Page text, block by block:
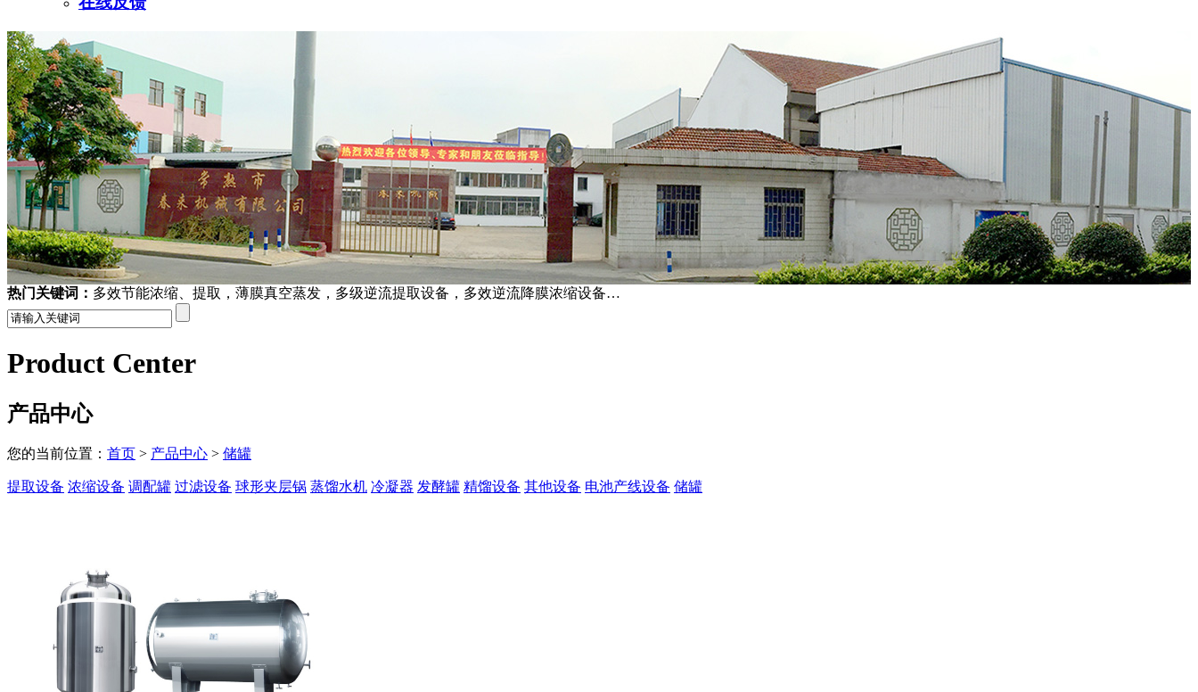
热门关键词： 多效节能浓缩、提取，薄膜真空蒸发，多级逆流提取设备，多效逆流降膜浓缩设备…
Product Center
产品中心
您的当前位置： 首页 > 产品中心 > 储罐
提取设备 浓缩设备 调配罐 过滤设备 球形夹层锅 蒸馏水机 冷凝器 发酵罐 精馏设备 其他设备 电池产线设备 储罐